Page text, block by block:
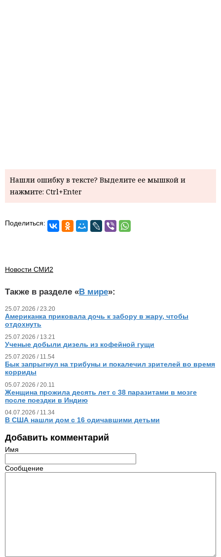
Нашли ошибку в тексте? Выделите ее мышкой и
нажмите: Ctrl+Enter
Поделиться:
Новости СМИ2
Также в разделе «В мире»:
25.07.2026 / 23.20
Американка приковала дочь к забору в жару, чтобы
отдохнуть
25.07.2026 / 13.21
Ученые добыли дизель из кофейной гущи
25.07.2026 / 11.54
Бык запрыгнул на трибуны и покалечил зрителей во время
корриды
05.07.2026 / 20.11
Женщина прожила десять лет с 38 паразитами в мозге
после поездки в Индию
04.07.2026 / 11.34
В США нашли дом с 16 одичавшими детьми
Добавить комментарий
Имя
Сообщение